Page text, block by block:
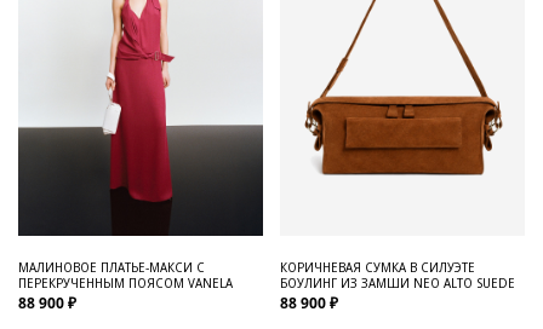
МАЛИНОВОЕ ПЛАТЬЕ-МАКСИ С
ПЕРЕКРУЧЕННЫМ ПОЯСОМ VANELA
88 900 ₽
КОРИЧНЕВАЯ СУМКА В СИЛУЭТЕ
БОУЛИНГ ИЗ ЗАМШИ NEO ALTO SUEDE
88 900 ₽